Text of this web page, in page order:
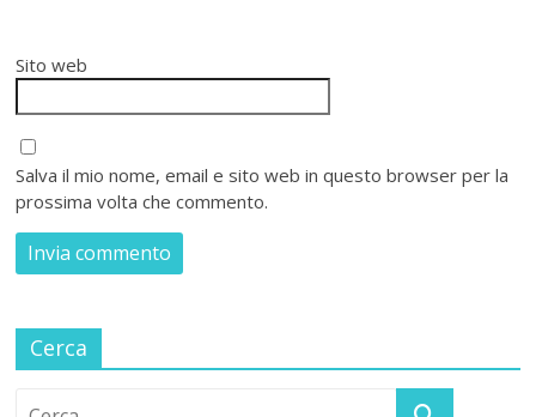
Sito web
Salva il mio nome, email e sito web in questo browser per la
prossima volta che commento.
Cerca